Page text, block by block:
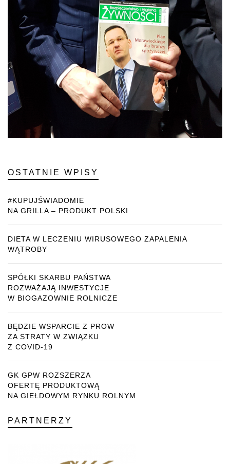
OSTATNIE WPISY
#KUPUJŚWIADOMIE
NA GRILLA – PRODUKT POLSKI
DIETA W LECZENIU WIRUSOWEGO ZAPALENIA
WĄTROBY
SPÓŁKI SKARBU PAŃSTWA
ROZWAŻAJĄ INWESTYCJE
W BIOGAZOWNIE ROLNICZE
BĘDZIE WSPARCIE Z PROW
ZA STRATY W ZWIĄZKU
Z COVID-19
GK GPW ROZSZERZA
OFERTĘ PRODUKTOWĄ
NA GIEŁDOWYM RYNKU ROLNYM
PARTNERZY